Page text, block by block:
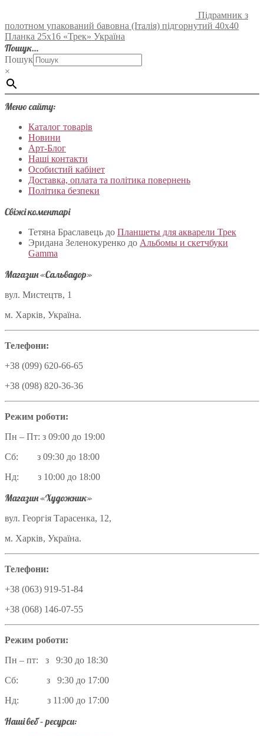
Підрамник з
полотном упакований бавовна (Італія) підгорнутий 40х40
Планка 25х16 «Трек» Україна
Пошук…
Пошук
×
Меню сайту:
Каталог товарів
Новини
Арт-Блог
Наші контакти
Особистий кабінет
Доставка, оплата та політика повернень
Політика безпеки
Свіжі коментарі
Тетяна Браславець до Планшеты для акварели Трек
Эридана Зеленокуренко до Альбомы и скетчбуки
Gamma
Магазин «Сальвадор»
вул. Мистецтв, 1
м. Харків, Україна.
Телефони:
+38 (099) 620-66-65
+38 (098) 820-36-36
Режим роботи:
Пн – Пт: з 09:00 до 19:00
Сб: з 09:30 до 18:00
Нд: з 10:00 до 18:00
Магазин «Художник»
вул. Георгія Тарасенка, 12,
м. Харків, Україна.
Телефони:
+38 (063) 919-51-84
+38 (068) 146-07-55
Режим роботи:
Пн – пт: з 9:30 до 18:30
Сб: з 9:30 до 17:00
Нд: з 11:00 до 17:00
Наші веб – ресурси: